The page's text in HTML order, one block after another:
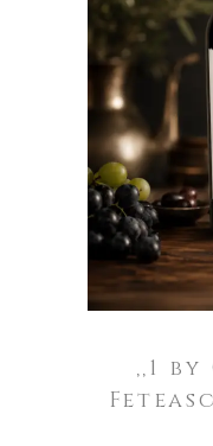
,,1 by